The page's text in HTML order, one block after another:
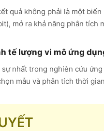
quả không phải là một
mở ra khả năng phân tích
tế lượng vi mô ứng
nhất trong nghiên cứu
mẫu và phân tích thời